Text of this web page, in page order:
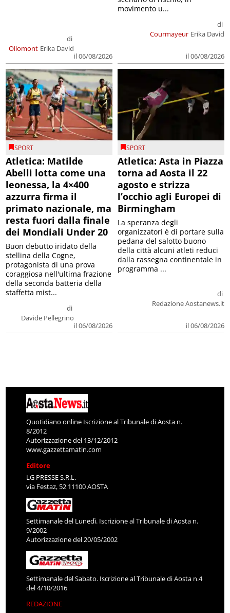
Ollomont
di
Erika David
il 06/08/2026
Courmayeur
di
Erika David
il 06/08/2026
movimento u...
SPORT
Atletica: Matilde
Abelli lotta come una
leonessa, la 4×400
azzurra firma il
primato nazionale, ma
resta fuori dalla finale
dei Mondiali Under 20
di
Davide Pellegrino
il 06/08/2026
Buon debutto iridato della
stellina della Cogne,
protagonista di una prova
coraggiosa nell'ultima frazione
della seconda batteria della
staffetta mist...
SPORT
Atletica: Asta in Piazza
torna ad Aosta il 22
agosto e strizza
l’occhio agli Europei di
Birmingham
di
Redazione Aostanews.it
il 06/08/2026
La speranza degli
organizzatori è di portare sulla
pedana del salotto buono
della città alcuni atleti reduci
dalla rassegna continentale in
programma ...
Quotidiano online Iscrizione al Tribunale di Aosta n.
8/2012
Autorizzazione del 13/12/2012
www.gazzettamatin.com
Editore
LG PRESSE S.R.L.
via Festaz, 52 11100 AOSTA
Settimanale del Lunedì. Iscrizione al Tribunale di Aosta n.
9/2002
Autorizzazione del 20/05/2002
Settimanale del Sabato. Iscrizione al Tribunale di Aosta n.4
del 4/10/2016
REDAZIONE